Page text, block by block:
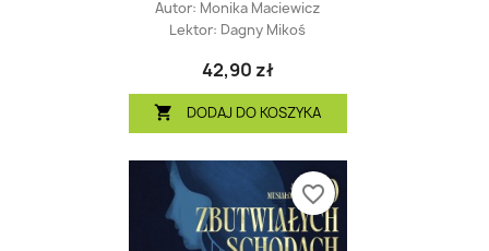
Autor: Monika Maciewicz
Lektor: Dagny Mikoś
42,90 zł
 DODAJ DO KOSZYKA
favorite_border